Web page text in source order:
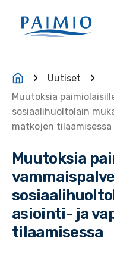
Uutiset
Muutoksia
sosiaalihuoltolain
matkojen tilaamisessa
Muutoksia
asiointi-​ ja
tilaamisessa